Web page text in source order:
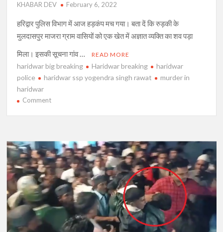
KHABAR DEV February 6, 2022
हरिद्वार पुलिस विभाग में आज हड़कंप मच गया। बता दें कि रुड़की के
मुलदासपुर माजरा ग्राम वासियों को एक खेत में अज्ञात व्यक्ति का शव पड़ा
मिला। इसकी सूचना गांव …
READ MORE
haridwar big breaking Haridwar breaking
haridwar
police
haridwar ssp yogendra singh rawat
murder in
haridwar
Commenton
में
सनसनी,
खेल
में
मिला
कनिष्ठ
सहायक